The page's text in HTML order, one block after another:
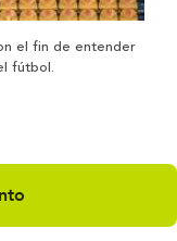
el fin de entender
fútbol.